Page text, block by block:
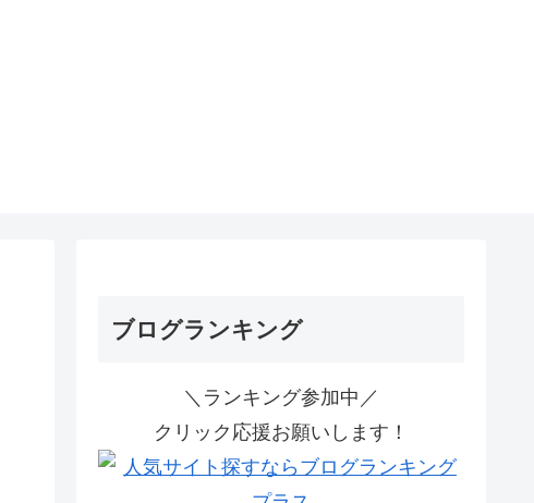
ブログランキング
＼ランキング参加中／
クリック応援お願いします！